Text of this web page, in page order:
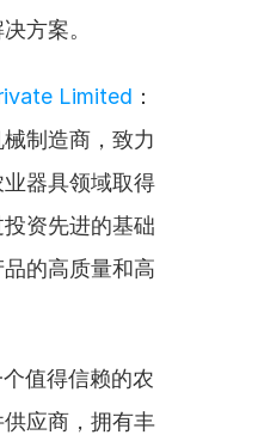
方案。
Limited ：
制造商，致力
器具领域取得
资先进的基础
的高质量和高
个值得信赖的农
应商，拥有丰